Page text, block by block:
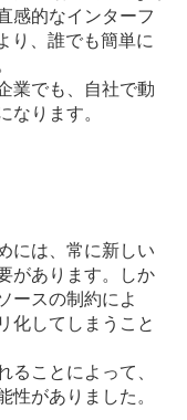
感的なインターフ
り、誰でも簡単に
業でも、自社で動
なります。
には、常に新しい
があります。しか
ースの制約によ
化してしまうこと
ることによって、
性がありました。